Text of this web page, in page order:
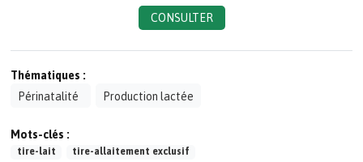
CONSULTER
Thématiques :
Périnatalité
Production lactée
Mots-clés :
tire-lait tire-allaitement exclusif